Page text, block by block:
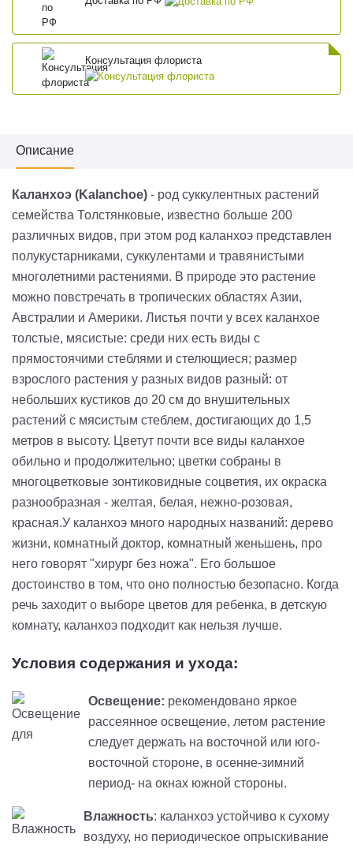
Консультация флориста
Описание
Каланхоэ (Kalanchoe) - род суккулентных растений
семейства Толстянковые, известно больше 200
различных видов, при этом род каланхоэ представлен
полукустарниками, суккулентами и травянистыми
многолетними растениями. В природе это растение
можно повстречать в тропических областях Азии,
Австралии и Америки. Листья почти у всех каланхое
толстые, мясистые: среди них есть виды с
прямостоячими стеблями и стелющиеся; размер
взрослого растения у разных видов разный: от
небольших кустиков до 20 см до внушительных
растений с мясистым стеблем, достигающих до 1,5
метров в высоту. Цветут почти все виды каланхое
обильно и продолжительно; цветки собраны в
многоцветковые зонтиковидные соцветия, их окраска
разнообразная - желтая, белая, нежно-розовая,
красная.У каланхоэ много народных названий: дерево
жизни, комнатный доктор, комнатный женьшень, про
него говорят "хирург без ножа". Его большое
достоинство в том, что оно полностью безопасно. Когда
речь заходит о выборе цветов для ребенка, в детскую
комнату, каланхоэ подходит как нельзя лучше.
Условия содержания и ухода:
Освещение: рекомендовано яркое
рассеянное освещение, летом растение
следует держать на восточной или юго-
восточной стороне, в осенне-зимний
период- на окнах южной стороны.
Влажность: каланхоэ устойчиво к сухому
воздуху, но периодическое опрыскивание